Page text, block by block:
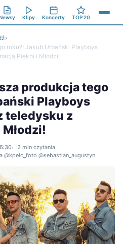
Klipy Koncerty TOP 20
›
roku?! Jakub Urbański Playboys
Piękni i Młodzi!
produkcja tego
Playboys
teledysku z
2 min czytania
@kpelc_foto @sebastian_augustyn